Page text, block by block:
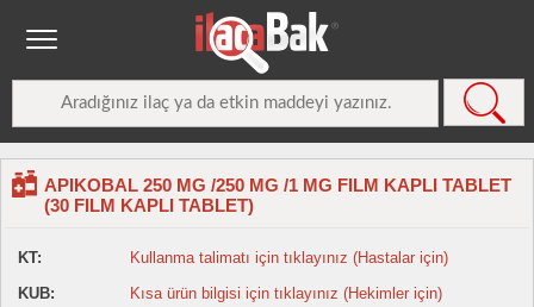
APIKOBAL 250 MG /250 MG /1 MG FILM KAPLI TABLET
(30 FILM KAPLI TABLET)
KT:
Kullanma talimatı için tıklayınız (Hastalar için)
KUB:
Kısa ürün bilgisi için tıklayınız (Hekimler için)